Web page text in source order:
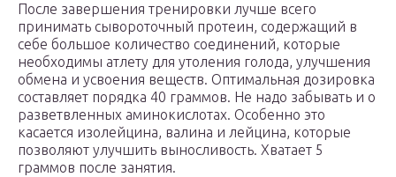
После завершения тренировки лучше всего
принимать сывороточный протеин, содержащий в
себе большое количество соединений, которые
необходимы атлету для утоления голода, улучшения
обмена и усвоения веществ. Оптимальная дозировка
составляет порядка 40 граммов. Не надо забывать и о
разветвленных аминокислотах. Особенно это
касается изолейцина, валина и лейцина, которые
позволяют улучшить выносливость. Хватает 5
граммов после занятия.